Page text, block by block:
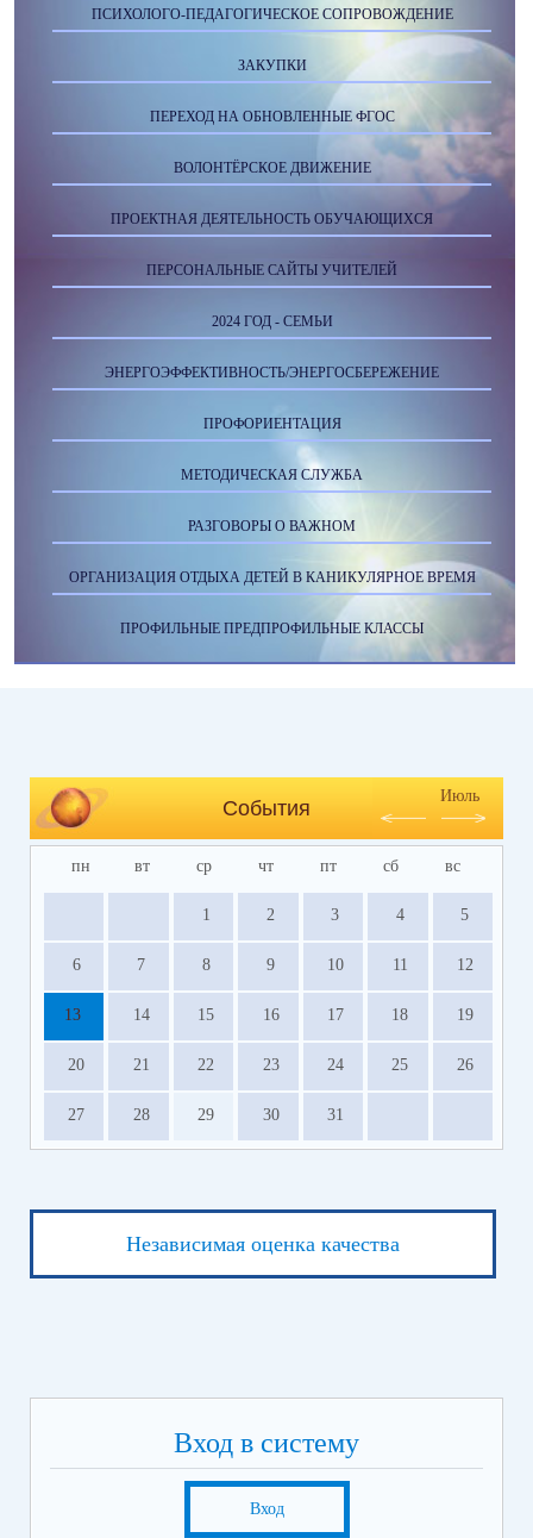
ПСИХОЛОГО-ПЕДАГОГИЧЕСКОЕ СОПРОВОЖДЕНИЕ
ЗАКУПКИ
ПЕРЕХОД НА ОБНОВЛЕННЫЕ ФГОС
ВОЛОНТЁРСКОЕ ДВИЖЕНИЕ
ПРОЕКТНАЯ ДЕЯТЕЛЬНОСТЬ ОБУЧАЮЩИХСЯ
ПЕРСОНАЛЬНЫЕ САЙТЫ УЧИТЕЛЕЙ
2024 ГОД - СЕМЬИ
ЭНЕРГОЭФФЕКТИВНОСТЬ/ЭНЕРГОСБЕРЕЖЕНИЕ
ПРОФОРИЕНТАЦИЯ
МЕТОДИЧЕСКАЯ СЛУЖБА
РАЗГОВОРЫ О ВАЖНОМ
ОРГАНИЗАЦИЯ ОТДЫХА ДЕТЕЙ В КАНИКУЛЯРНОЕ ВРЕМЯ
ПРОФИЛЬНЫЕ ПРЕДПРОФИЛЬНЫЕ КЛАССЫ
События
Июль
пн вт ср чт пт сб вс
1 2 3 4 5
6 7 8 9 10 11 12
13 14 15 16 17 18 19
20 21 22 23 24 25 26
27 28 29 30 31
Независимая оценка качества
Вход в систему
Вход